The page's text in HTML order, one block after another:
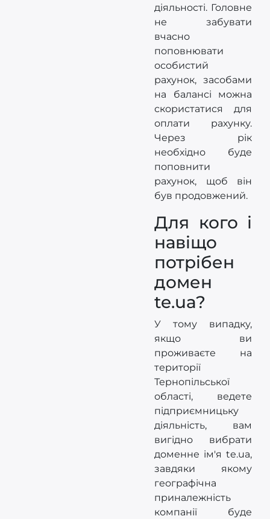
діяльності. Головне
не забувати
вчасно
поповнювати
особистий
рахунок, засобами
на балансі можна
скористатися для
оплати рахунку.
Через рік
необхідно буде
поповнити
рахунок, щоб він
був продовжений.
Для кого і
навіщо
потрібен
домен
te.ua?
У тому випадку,
якщо ви
проживаєте на
території
Тернопільської
області, ведете
підприємницьку
діяльність, вам
вигідно вибрати
доменне ім'я te.ua,
завдяки якому
географічна
приналежність
компанії буде